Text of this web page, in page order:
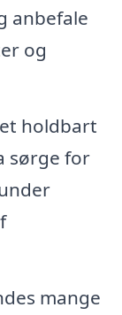
anbefale
og
holdbart
sørge for
mange